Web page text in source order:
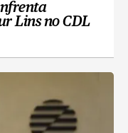
Lins no CDL